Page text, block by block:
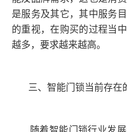
是服务及其它，其中服务
的重视，在购买的过程当
越多，要求越来越高。
三、智能门锁当前存在
随着智能门锁行业发展